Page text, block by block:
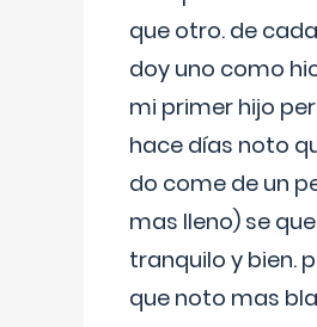
que otro. de
doy uno como
mi primer hijo
hace días noto
do come de un
mas lleno) se
tranquilo y bien.
que noto mas